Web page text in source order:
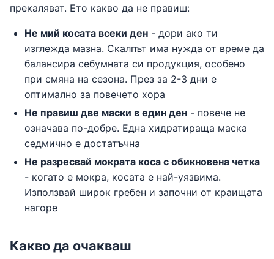
прекаляват. Ето какво да не правиш:
Не мий косата всеки ден - дори ако ти
изглежда мазна. Скалпът има нужда от време да
балансира себумната си продукция, особено
при смяна на сезона. През за 2-3 дни е
оптимално за повечето хора
Не правиш две маски в един ден - повече не
означава по-добре. Една хидратираща маска
седмично е достатъчна
Не разресвай мократа коса с обикновена четка
- когато е мокра, косата е най-уязвима.
Използвай широк гребен и започни от краищата
нагоре
Какво да очакваш